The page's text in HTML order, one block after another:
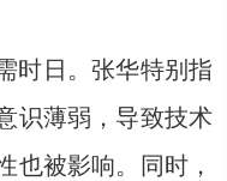
时日。张华特别指
识薄弱，导致技术
也被影响。同时，